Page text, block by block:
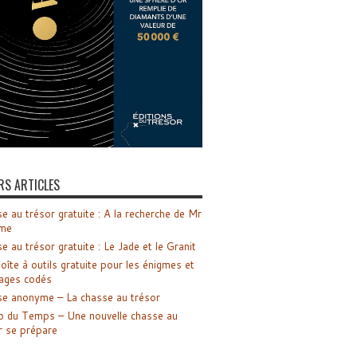
ARTICLES
au trésor gratuite : A la recherche de Mr
au trésor gratuite : Le Jade et le Granit
à outils gratuite pour les énigmes et
codés
anonyme – La chasse au trésor
du Temps – Une nouvelle chasse au
se prépare